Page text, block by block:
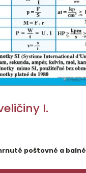
I.
poštovné a balné